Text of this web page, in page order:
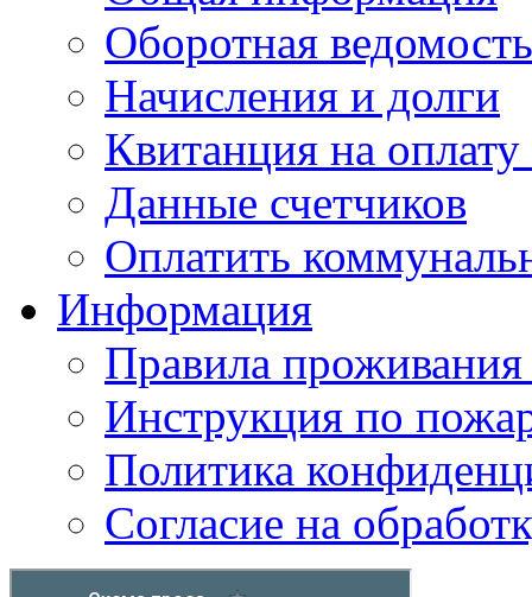
Оборотная ведомость
Начисления и долги
Квитанция на
Данные счетчиков
Оплатить
Информация
Правила
Инструкция по
Политика
Согласие на